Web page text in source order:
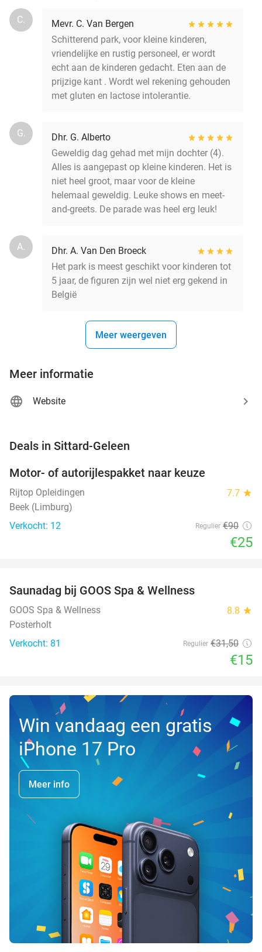
C.
Mevr. C. Van Bergen
Schitterend park, voor kleine kinderen,
vriendelijke en rustig personeel, er wordt
echt aan de kinderen gedacht. Eten aan de
prijzige kant . Wordt wel rekening gehouden
met gluten en lactose intolerantie.
G.
Dhr. G. Alberto
Geweldig dag gehad met mijn dochter (4).
Alles is aangepast op kleine kinderen. Het is
niet heel groot, maar voor de kleine
helemaal geweldig. Leuke shows en meet-
and-greets. De parade was heel erg leuk!
A.
Dhr. A. Van Den Broeck
Het park is meest geschikt voor kinderen tot
5 jaar, de figuren zijn wel niet erg gekend in
België
Meer weergeven
Meer informatie
Website
Deals in Sittard-Geleen
Motor- of autorijlespakket naar keuze
Rijtop Opleidingen 7.7 star
Beek (Limburg)
Verkocht: 12
Regulier €90
€25
TODAY
Saunadag bij GOOS Spa & Wellness
GOOS Spa & Wellness 8.8 star
Posterholt
Verkocht: 81
Regulier €31,50
€15
Win vandaag een gratis
iPhone 17 Pro
Meer info